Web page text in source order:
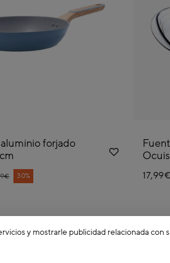
forjado
reduced from
30% 17,99€
y mostrarle publicidad relacionada